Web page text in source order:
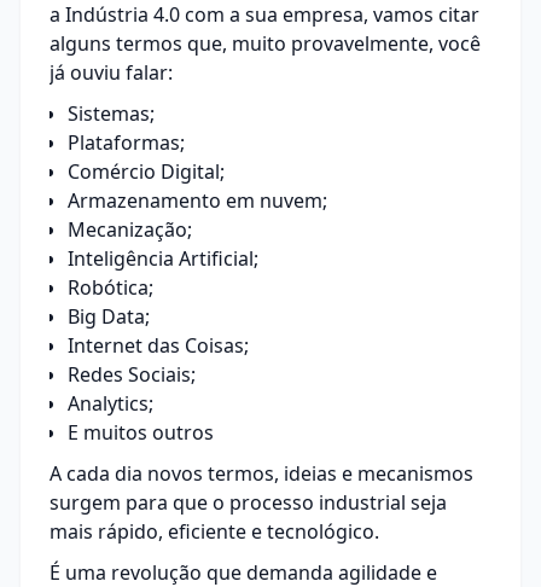
a Indústria 4.0 com a sua empresa, vamos citar
alguns termos que, muito provavelmente, você
já ouviu falar:
Sistemas;
Plataformas;
Comércio Digital;
Armazenamento em nuvem;
Mecanização;
Inteligência Artificial;
Robótica;
Big Data;
Internet das Coisas;
Redes Sociais;
Analytics;
E muitos outros
A cada dia novos termos, ideias e mecanismos
surgem para que o processo industrial seja
mais rápido, eficiente e tecnológico.
É uma revolução que demanda agilidade e